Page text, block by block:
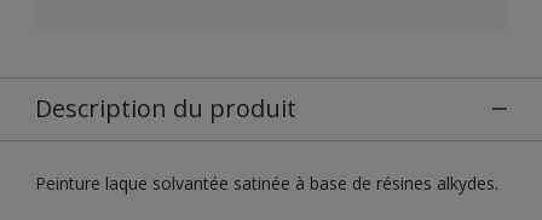
Description du produit
Peinture laque solvantée satinée à base de résines alkydes.